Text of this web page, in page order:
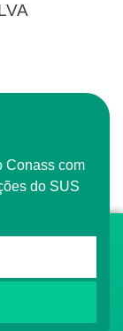
do SUS